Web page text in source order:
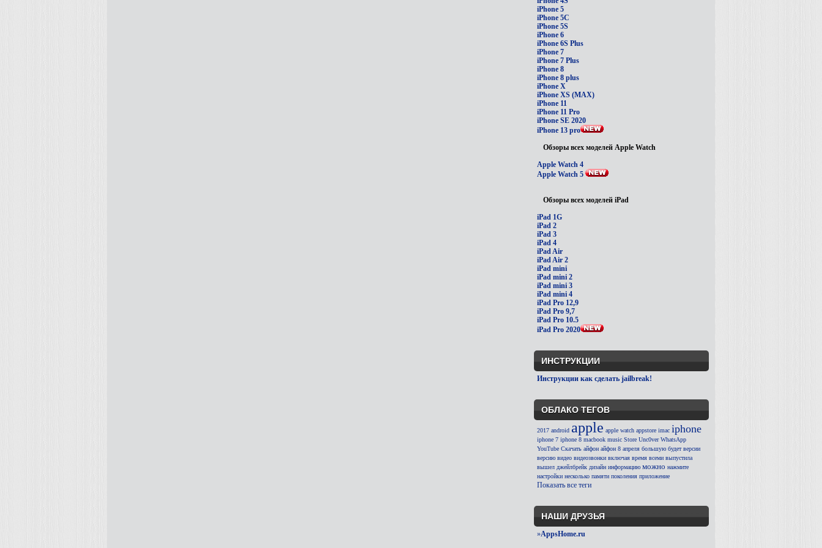
iPhone 5
iPhone 5C
iPhone 5S
iPhone 6
iPhone 6S Plus
iPhone 7
iPhone 7 Plus
iPhone 8
iPhone 8 plus
iPhone X
iPhone XS (MAX)
iPhone 11
iPhone 11 Pro
iPhone SE 2020
iPhone 13 pro
Обзоры всех моделей Apple Watch
Apple Watch 4
Apple Watch 5
Обзоры всех моделей iPad
iPad 1G
iPad 2
iPad 3
iPad 4
iPad Air
iPad Air 2
iPad mini
iPad mini 2
iPad mini 3
iPad mini 4
iPad Pro 12,9
iPad Pro 9,7
iPad Pro 10.5
iPad Pro 2020
ИНСТРУКЦИИ
Инструкции как сделать jailbreak!
ОБЛАКО ТЕГОВ
2017 android apple apple watch appstore imac iphone
iphone 7 iphone 8 macbook music Store Unc0ver WhatsApp
YouTube Скачать айфон айфон 8 апреля большую будет версии
версию видео видеозвонки включая время всеми выпустила
вышел джейлбрейк дизайн информацию можно нажмите
настройки несколько памяти поколения приложение
Показать все теги
НАШИ ДРУЗЬЯ
»AppsHome.ru